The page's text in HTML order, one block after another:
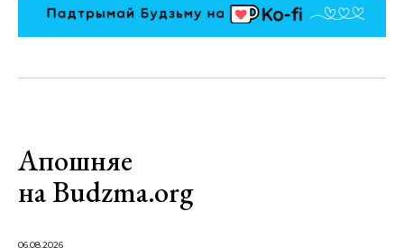
Апошняе
на Budzma.org
06.08.2026